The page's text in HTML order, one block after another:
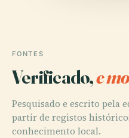
FONTES
Verificado,e
Pesquisado e escrito pela
partir de registos
conhecimento local.